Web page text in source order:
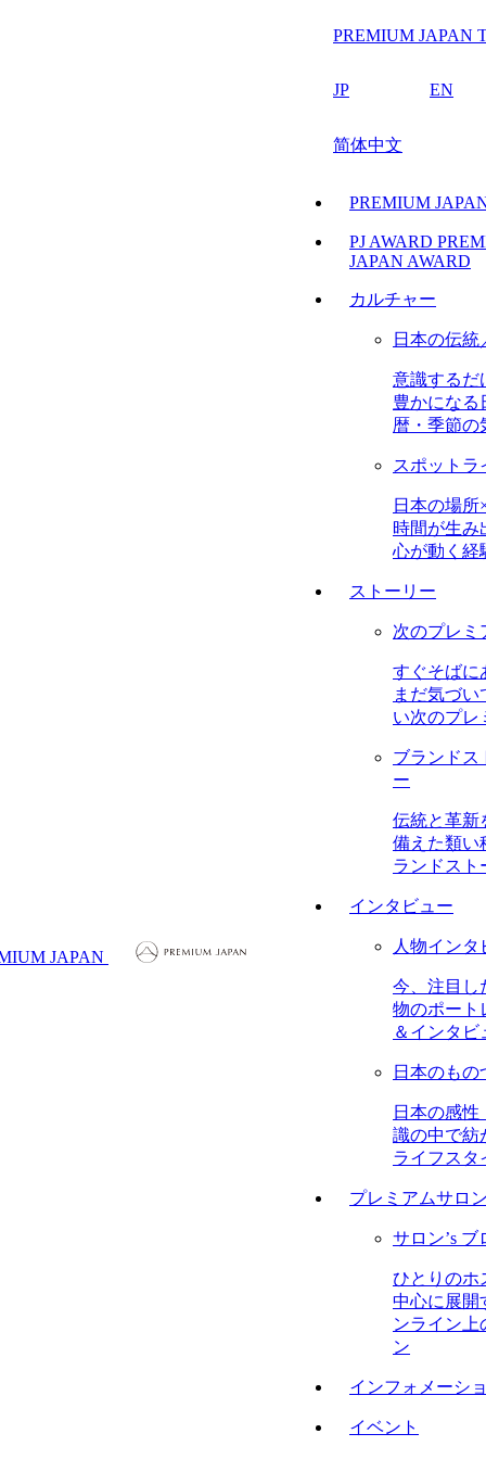
PREMIUM JAPAN
JP EN
简体中文
PREMIUM
PJ AWARD
JAPAN AWARD
カルチャー
日本の伝統
意識するだ
豊かになる
暦・季節の
スポットラ
日本の場所
時間が生み
心が動く経
ストーリー
次のプレミ
すぐそばに
まだ気づい
い次のプレ
ブランドス
ー
伝統と革新
備えた類い
ランドスト
インタビュー
人物インタ
今、注目し
物のポート
＆インタビ
日本のもの
日本の感性
識の中で紡
ライフスタ
プレミアムサロ
サロン’s ブ
ひとりのホ
中心に展開
ンライン上
ン
インフォメーシ
イベント